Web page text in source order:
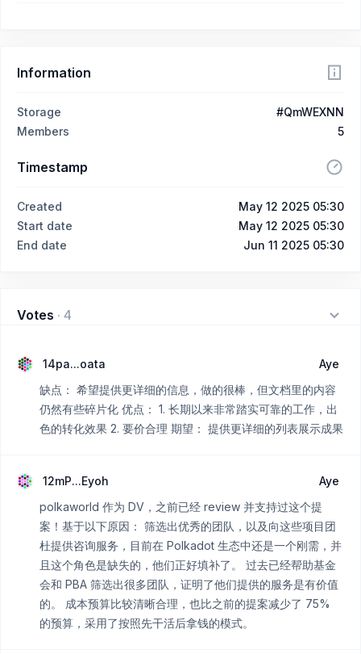
Information
Storage
#QmWEXNN
Members
5
Timestamp
Created
May 12 2025 05:30
Start date
May 12 2025 05:30
End date
Jun 11 2025 05:30
Votes · 4
14pa...oata
Aye
缺点： 希望提供更详细的信息，做的很棒，但文档里的内容
仍然有些碎片化 优点： 1. 长期以来非常踏实可靠的工作，出
色的转化效果 2. 要价合理 期望： 提供更详细的列表展示成果
12mP...Eyoh
Aye
polkaworld 作为 DV，之前已经 review 并支持过这个提
案！基于以下原因： 筛选出优秀的团队，以及向这些项目团
杜提供咨询服务，目前在 Polkadot 生态中还是一个刚需，并
且这个角色是缺失的，他们正好填补了。 过去已经帮助基金
会和 PBA 筛选出很多团队，证明了他们提供的服务是有价值
的。 成本预算比较清晰合理，也比之前的提案减少了 75%
的预算，采用了按照先干活后拿钱的模式。